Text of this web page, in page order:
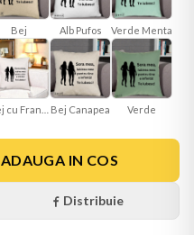
Bej Alb Pufos Verde Menta
Bej Canapea Verde
ADAUGA IN COS
Distribuie